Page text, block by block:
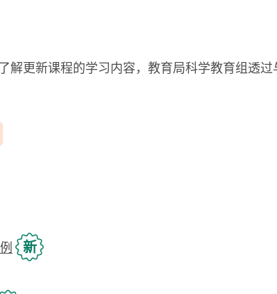
解更新课程的学习内容，教育局科学教育组透
新